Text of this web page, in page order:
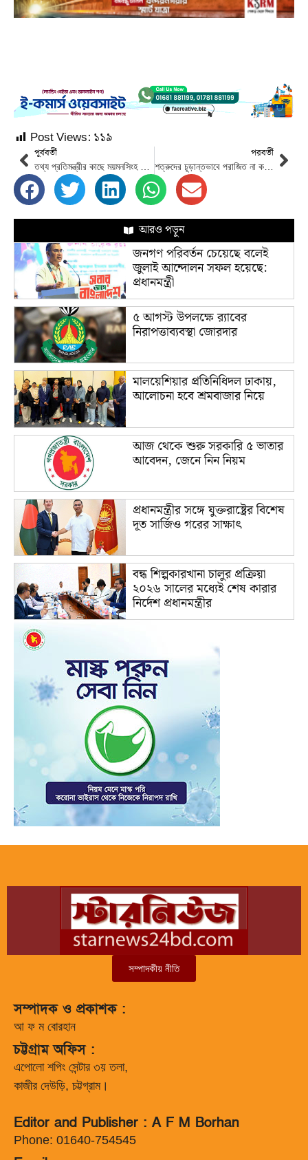
Post Views: ১১৯
পূর্ববর্তী পরবর্তী
শত্রুদের চূড়ান্তভাবে পরাজিত না করা পর্যন্ত এই অভিযান নিরলসভাবে অব্যাহত থাকবে-আইআরজিসি
আরও পড়ুন
জনগণ পরিবর্তন চেয়েছে বলেই
জুলাই আন্দোলন সফল হয়েছে:
প্রধানমন্ত্রী
৫ আগস্ট উপলক্ষে র‌্যাবের
নিরাপত্তাব্যবস্থা জোরদার
মালয়েশিয়ার প্রতিনিধিদল ঢাকায়,
আলোচনা হবে শ্রমবাজার নিয়ে
আজ থেকে শুরু সরকারি ৫ ভাতার
আবেদন, জেনে নিন নিয়ম
প্রধানমন্ত্রীর সঙ্গে যুক্তরাষ্ট্রের বিশেষ
দূত সার্জিও গরের সাক্ষাৎ
বন্ধ শিল্পকারখানা চালুর প্রক্রিয়া
২০২৬ সালের মধ্যেই শেষ কারার
নির্দেশ প্রধানমন্ত্রীর
সম্পাদকীয় নীতি
সম্পাদক ও প্রকাশক :
আ ফ ম বোরহান
চট্টগ্রাম অফিস :
এপোলো শপিং সেন্টার ৩য় তলা,
কাজীর দেউড়ি, চট্টগ্রাম।
Editor and Publisher : A F M Borhan
Phone: 01640-754545